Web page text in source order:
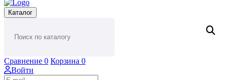
Каталог
Сравнение 0 Корзина 0
Войти